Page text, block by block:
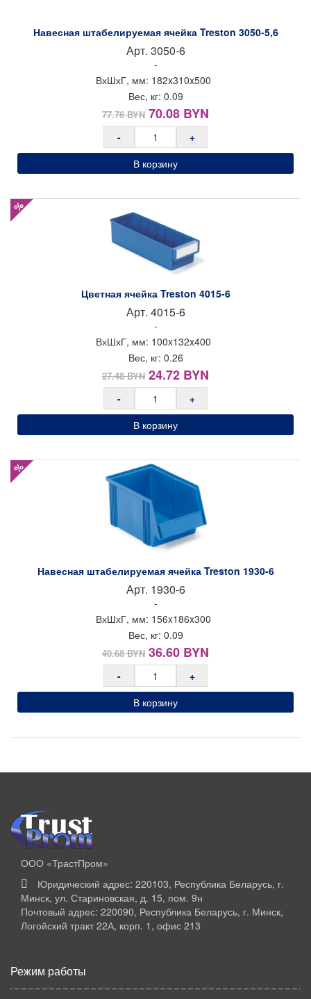
Навесная штабелируемая ячейка Treston 3050-5,6
Арт. 3050-6
-
ВхШхГ, мм: 182x310x500
Вес, кг: 0.09
77.76BYN Первоначальная
цена
составляла
77.76 BYN.
70.08 BYN
-
+
В корзину
%
Цветная ячейка Treston 4015-6
Арт. 4015-6
-
ВхШхГ, мм: 100x132x400
Вес, кг: 0.26
27.48BYN Первоначальная
цена
составляла
27.48 BYN.
24.72 BYN
-
+
В корзину
%
Навесная штабелируемая ячейка Treston 1930-6
Арт. 1930-6
-
ВхШхГ, мм: 156x186x300
Вес, кг: 0.09
40.68BYN Первоначальная
цена
составляла
40.68 BYN.
36.60 BYN
-
+
В корзину
ООО «ТрастПром»
Юридический адрес: 220103, Республика Беларусь, г.
Минск, ул. Стариновская, д. 15, пом. 9н
Почтовый адрес: 220090, Республика Беларусь, г. Минск,
Логойский тракт 22А, корп. 1, офис 213
Режим работы